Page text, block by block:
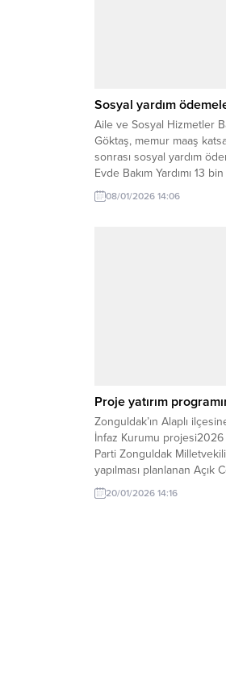
Sosyal yardım
Aile ve Sosyal Hizmetler
Göktaş, memur maaş
sonrası sosyal yardım
Evde Bakım Yardımı 13
723 liraya yükseldi. Aile ve
Mahinur Özdemir Göktaş,
08/01/2026 14:06
Proje yatırım
Zonguldak’ın Alaplı
İnfaz Kurumu projesi2026
Parti Zonguldak
yapılması planlanan
2026 Yatırım Programı’na
projenin uygulama
20/01/2026 14:16